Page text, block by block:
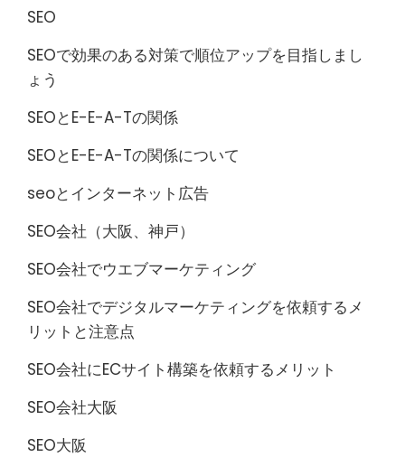
SEO
SEOで効果のある対策で順位アップを目指しまし
ょう
SEOとE-E-A-Tの関係
SEOとE-E-A-Tの関係について
seoとインターネット広告
SEO会社（大阪、神戸）
SEO会社でウエブマーケティング
SEO会社でデジタルマーケティングを依頼するメ
リットと注意点
SEO会社にECサイト構築を依頼するメリット
SEO会社大阪
SEO大阪